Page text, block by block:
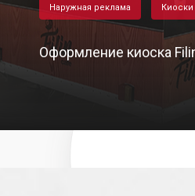
Наружная реклама Киоски
Оформление киоска